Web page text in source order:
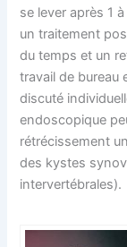
se lever après 1
un traitement
du temps et un
travail de bureau
discuté
endoscopique
rétrécissement
des kystes
intervertébrales).